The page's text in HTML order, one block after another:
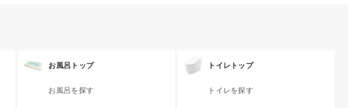
お風呂トップ
お風呂を探す
トイレトップ
トイレを探す